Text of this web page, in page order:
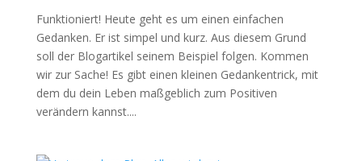
Funktioniert! Heute geht es um einen einfachen
Gedanken. Er ist simpel und kurz. Aus diesem Grund
soll der Blogartikel seinem Beispiel folgen. Kommen
wir zur Sache! Es gibt einen kleinen Gedankentrick, mit
dem du dein Leben maßgeblich zum Positiven
verändern kannst....